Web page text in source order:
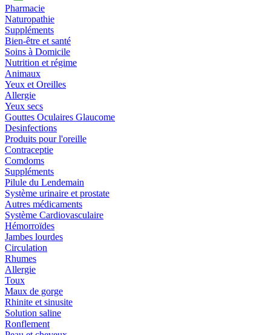
Pharmacie
Naturopathie
Suppléments
Bien-être et santé
Soins à Domicile
Nutrition et régime
Animaux
Yeux et Oreilles
Allergie
Yeux secs
Gouttes Oculaires Glaucome
Desinfections
Produits pour l'oreille
Contraceptie
Comdoms
Suppléments
Pilule du Lendemain
Système urinaire et prostate
Autres médicaments
Système Cardiovasculaire
Hémorroïdes
Jambes lourdes
Circulation
Rhumes
Allergie
Toux
Maux de gorge
Rhinite et sinusite
Solution saline
Ronflement